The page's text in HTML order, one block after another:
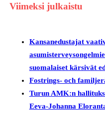
Viimeksi julkaistu
Kansanedustajat
suomalaiset kärsivät
Fostrings- och
Turun AMK:n
Eeva-Johanna